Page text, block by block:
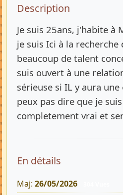
Description de
Description
Je suis 25ans, j'habite à
je suis Ici à la recherche
beaucoup de talent
suis ouvert à une
sérieuse si IL y aura
peux pas dire que je
completement vrai et
En détails
Maj: 26/05/2026